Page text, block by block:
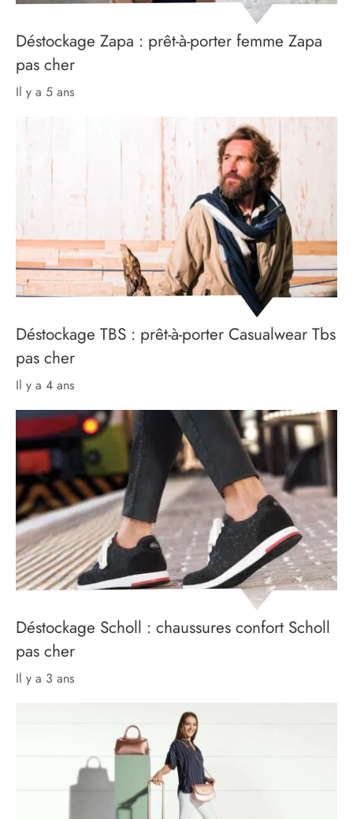
Déstockage Zapa : prêt-à-porter femme Zapa
pas cher
il y a 5 ans
Déstockage TBS : prêt-à-porter Casualwear Tbs
pas cher
il y a 4 ans
Déstockage Scholl : chaussures confort Scholl
pas cher
il y a 3 ans